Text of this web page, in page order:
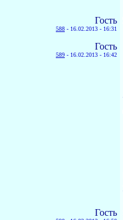
Гость
588 - 16.02.2013 - 16:31
Гость
589 - 16.02.2013 - 16:42
Гость